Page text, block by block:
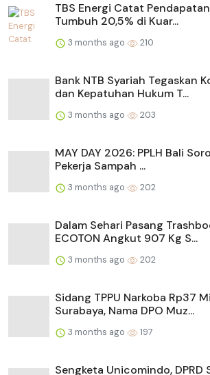
TBS Energi Catat
Tumbuh 20,5% di Kuar...
3 months ago 210
Bank NTB Syariah Tegaskan
dan Kepatuhan Hukum T...
3 months ago 203
MAY DAY 2026: PPLH Bali
Pekerja Sampah ...
3 months ago 202
Dalam Sehari Pasang
ECOTON Angkut 907 Kg S...
3 months ago 202
Sidang TPPU Narkoba Rp37
Surabaya, Nama DPO Muz...
3 months ago 197
Sengketa Unicomindo, DPRD